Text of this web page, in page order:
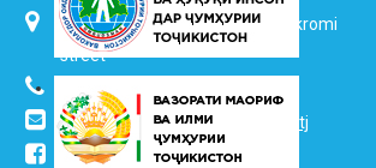
734025, Dushanbe city, 7 Jalol Ikromi
street
(+992 37) 2217352
info@vhk.tj
info@ombudsman.tj
/kudakon